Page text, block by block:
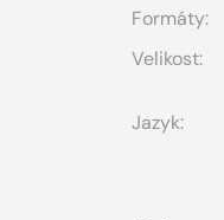
Formáty:
Velikost:
Jazyk: